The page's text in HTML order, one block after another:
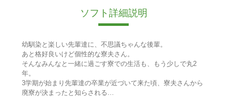
ソフト詳細説明
幼馴染と楽しい先輩達に、不思議ちゃんな後輩。
あと格好良いけど個性的な寮夫さん。
そんなみんなと一緒に過ごす寮での生活も、もう少しで丸2
年。
3学期が始まり先輩達の卒業が近づいて来た頃、寮夫さんから
廃寮が決まったと知らされる…